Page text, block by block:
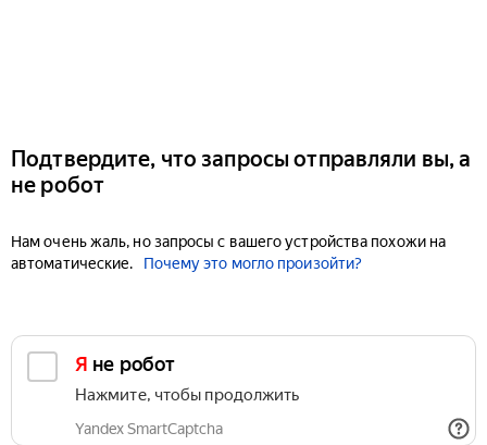
Подтвердите, что запросы отправляли вы, а
не робот
Нам очень жаль, но запросы с вашего устройства похожи на
автоматические.
Почему это могло произойти?
Я не робот
Нажмите, чтобы продолжить
Yandex SmartCaptcha